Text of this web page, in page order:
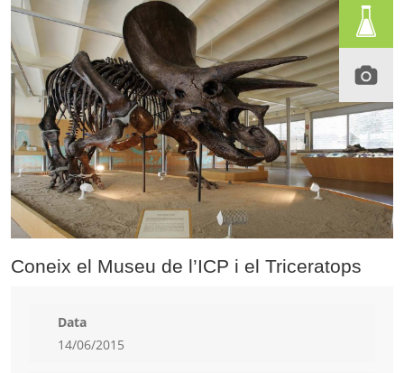
Coneix el Museu de l’ICP i el Triceratops
Data
14/06/2015